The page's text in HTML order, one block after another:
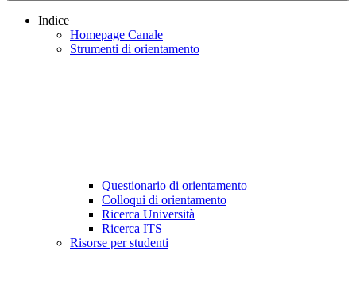
Indice
Homepage Canale
Strumenti di orientamento
Questionario di orientamento
Colloqui di orientamento
Ricerca Università
Ricerca ITS
Risorse per studenti